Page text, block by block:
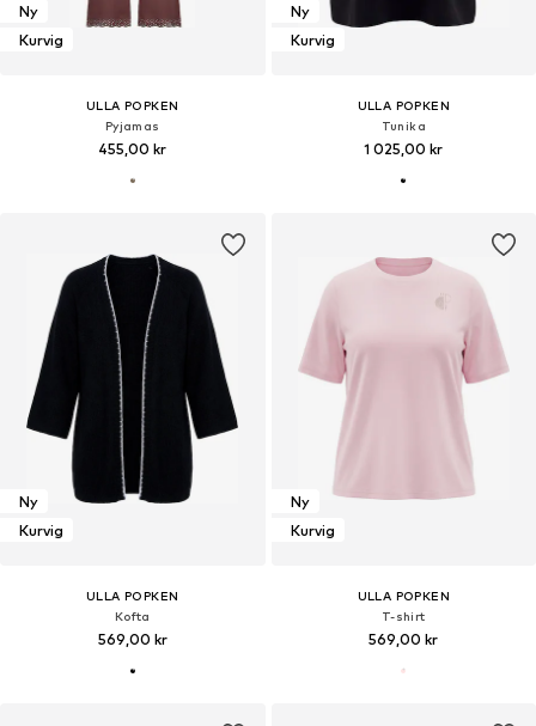
Ny
Kurvig
ULLA POPKEN
Pyjamas
455,00 kr
Ny
Kurvig
ULLA POPKEN
Tunika
1 025,00 kr
Ny
Kurvig
ULLA POPKEN
Kofta
569,00 kr
Ny
Kurvig
ULLA POPKEN
T-shirt
569,00 kr